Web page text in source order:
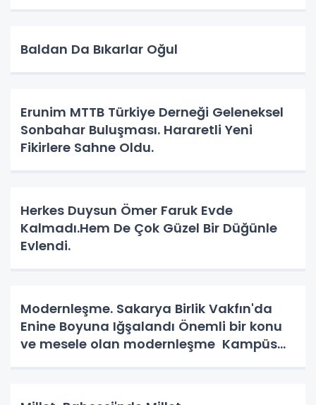
Baldan Da Bıkarlar Oğul
Erunim MTTB Türkiye Derneği Geleneksel
Sonbahar Buluşması. Hararetli Yeni
Fikirlere Sahne Oldu.
Herkes Duysun Ömer Faruk Evde
Kalmadı.Hem De Çok Güzel Bir Düğünle
Evlendi.
Modernleşme. Sakarya Birlik Vakfın'da
Enine Boyuna Iğşalandı Önemli bir konu
ve mesele olan modernleşme Kampüs